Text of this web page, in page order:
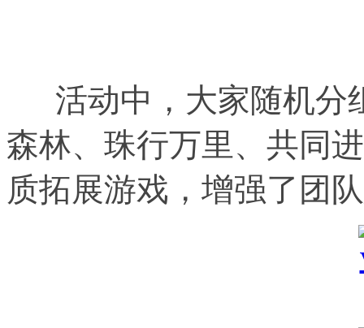
活动中，大家随机分
森林、珠行万里、共同
质拓展游戏，增强了团